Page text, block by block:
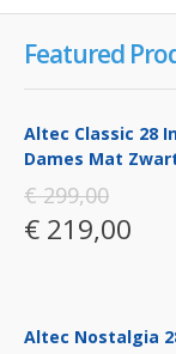
Featured
Altec Classic 28
Dames Mat
€ 299,00
€ 219,00
Altec Nostalgia